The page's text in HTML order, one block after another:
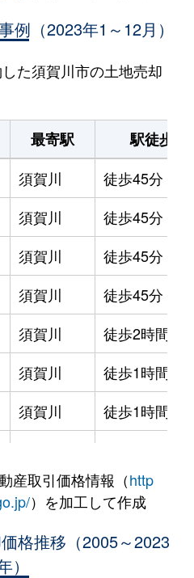
例（2023年1～12月）
た須賀川市の土地売却
最寄駅
駅徒歩
須賀川
徒歩45分
須賀川
徒歩45分
須賀川
徒歩45分
須賀川
徒歩45分
須賀川
徒歩2時間
須賀川
徒歩1時間45
須賀川
徒歩1時間15
須賀川
徒歩21分
須賀川
産取引価格情報（http
）を加工して作成
格推移（2005～2023
）